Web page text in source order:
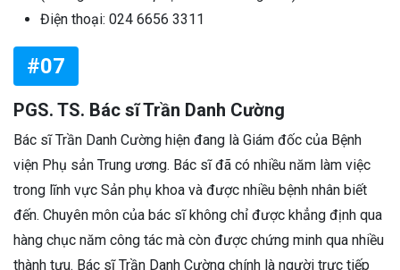
Điện thoại: 024 6656 3311
#07
PGS. TS. Bác sĩ Trần Danh Cường
Bác sĩ Trần Danh Cường hiện đang là Giám đốc của Bệnh
viện Phụ sản Trung ương. Bác sĩ đã có nhiều năm làm việc
trong lĩnh vực Sản phụ khoa và được nhiều bệnh nhân biết
đến. Chuyên môn của bác sĩ không chỉ được khẳng định qua
hàng chục năm công tác mà còn được chứng minh qua nhiều
thành tựu. Bác sĩ Trần Danh Cường chính là người trực tiếp